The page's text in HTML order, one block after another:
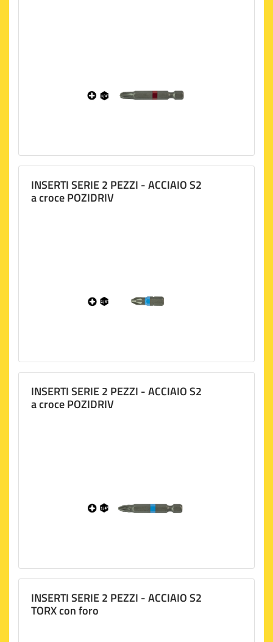
INSERTI SERIE 2 PEZZI - ACCIAIO S2
a croce POZIDRIV
INSERTI SERIE 2 PEZZI - ACCIAIO S2
a croce POZIDRIV
INSERTI SERIE 2 PEZZI - ACCIAIO S2
TORX con foro